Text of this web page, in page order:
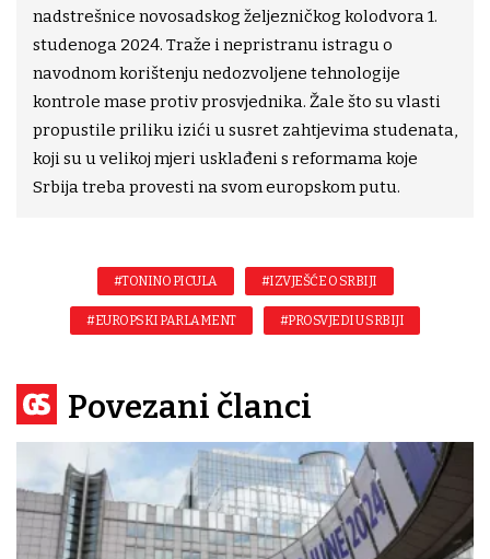
nadstrešnice novosadskog željezničkog kolodvora 1.
studenoga 2024. Traže i nepristranu istragu o
navodnom korištenju nedozvoljene tehnologije
kontrole mase protiv prosvjednika. Žale što su vlasti
propustile priliku izići u susret zahtjevima studenata,
koji su u velikoj mjeri usklađeni s reformama koje
Srbija treba provesti na svom europskom putu.
#TONINO PICULA #IZVJEŠĆE O SRBIJI
#EUROPSKI PARLAMENT #PROSVJEDI U SRBIJI
Povezani članci